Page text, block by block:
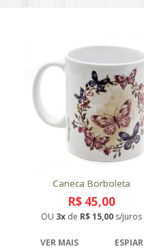
Caneca Borboleta
R$ 45,00
OU 3x de R$ 15,00 s/juros
VER MAIS ESPIAR